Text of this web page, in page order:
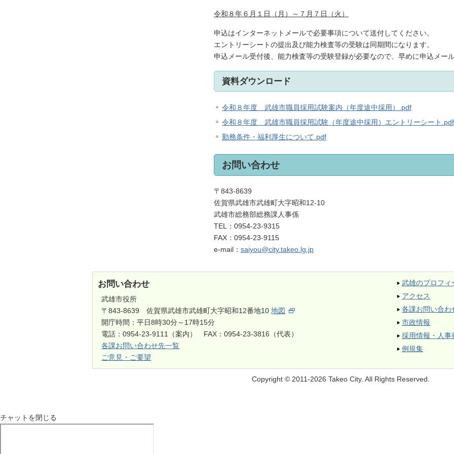
令和８年６月１日（月）～７月７日（火）
申込はインターネットメールで必要事項について送付してください。
エントリーシートの提出及び能力検査等の受験は同期間になります。
申込メール受付後、能力検査等の受験登録が必要なので、早めに申込メー
資料ダウンロード
令和８年度 武雄市職員採用試験案内（年度途中採用）.pdf
令和８年度 武雄市職員採用試験（年度途中採用）エントリーシート.pdf
勤務条件・福利厚生について.pdf
お問い合わせ
〒843-8639
佐賀県武雄市武雄町大字昭和12-10
武雄市総務部総務課人事係
TEL： 0954-23-9315
FAX： 0954-23-9115
e-mail： saiyou@city.takeo.lg.jp
お問い合わせ
武雄市役所
〒843-8639 佐賀県武雄市武雄町大字昭和12番地10地図
開庁時間：平日8時30分～17時15分
電話：0954-23-9111（案内） FAX：0954-23-3816（代表）
各課お問い合わせ先一覧
ご意見・ご要望
武雄のプロフィ
アクセス
各課お問い合わ
市政情報
採用情報・人事
例規集
Copyright © 2011-2026 Takeo City. All Rights Reserved.
チャットを閉じる